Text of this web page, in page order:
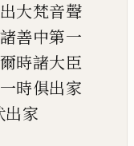
出大梵音聲
諸善中第一
爾時諸大臣
一時俱出家
出家